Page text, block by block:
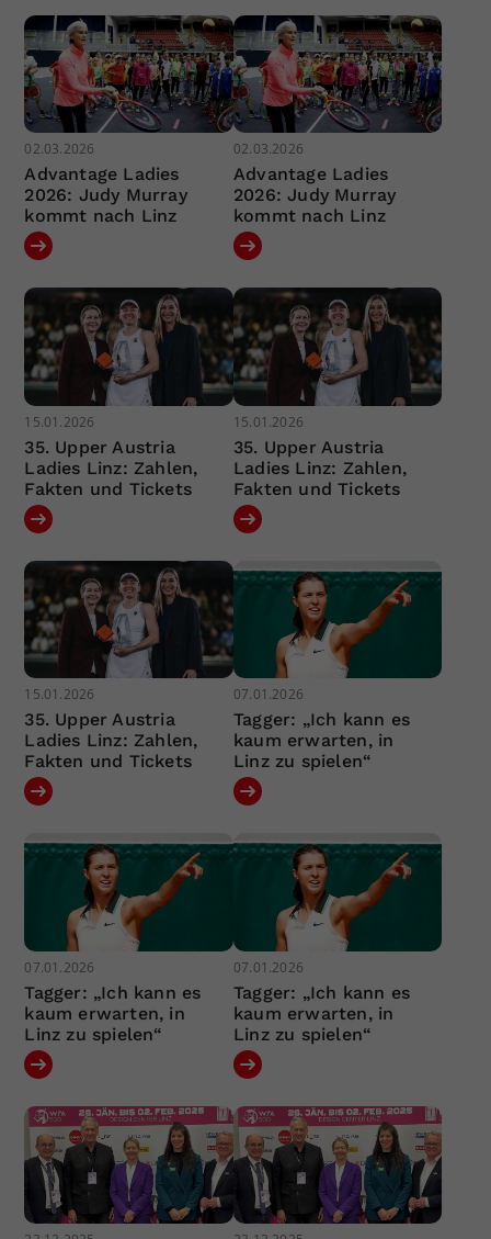
02.03.2026
Advantage Ladies
2026: Judy Murray
kommt nach Linz
02.03.2026
Advantage Ladies
2026: Judy Murray
kommt nach Linz
15.01.2026
35. Upper Austria
Ladies Linz: Zahlen,
Fakten und Tickets
15.01.2026
35. Upper Austria
Ladies Linz: Zahlen,
Fakten und Tickets
15.01.2026
35. Upper Austria
Ladies Linz: Zahlen,
Fakten und Tickets
07.01.2026
Tagger: „Ich kann es
kaum erwarten, in
Linz zu spielen“
07.01.2026
Tagger: „Ich kann es
kaum erwarten, in
Linz zu spielen“
07.01.2026
Tagger: „Ich kann es
kaum erwarten, in
Linz zu spielen“